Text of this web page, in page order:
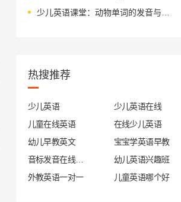
热搜推荐
少儿英语
少儿英语在线
儿童在线英语
在线少儿英语
幼儿早教英文
宝宝学英语早教
幼儿英语兴趣班
外教英语一对一
儿童英语哪个好